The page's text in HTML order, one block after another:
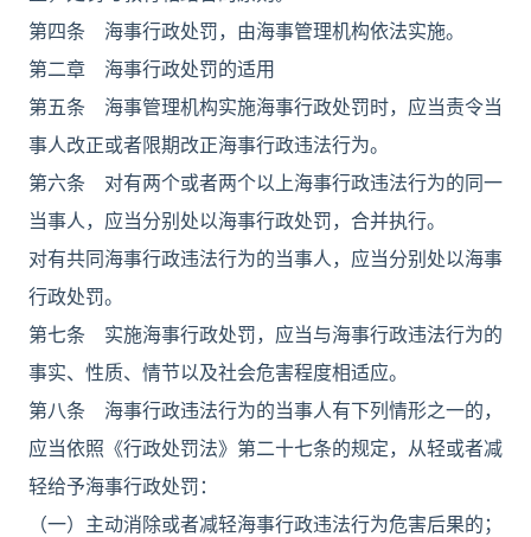
第四条 海事行政处罚，由海事管理机构依法实施。
第二章 海事行政处罚的适用
第五条 海事管理机构实施海事行政处罚时，应当责令当
事人改正或者限期改正海事行政违法行为。
第六条 对有两个或者两个以上海事行政违法行为的同一
当事人，应当分别处以海事行政处罚，合并执行。
对有共同海事行政违法行为的当事人，应当分别处以海事
行政处罚。
第七条 实施海事行政处罚，应当与海事行政违法行为的
事实、性质、情节以及社会危害程度相适应。
第八条 海事行政违法行为的当事人有下列情形之一的，
应当依照《行政处罚法》第二十七条的规定，从轻或者减
轻给予海事行政处罚：
（一）主动消除或者减轻海事行政违法行为危害后果的；